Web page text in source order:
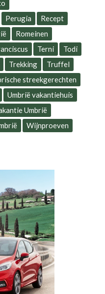
Perugia
Recept
Romeinen
Terni
Todi
Trekking
Truffel
streekgerechten
Umbrië vakantiehuis
Umbrië
Wijnproeven